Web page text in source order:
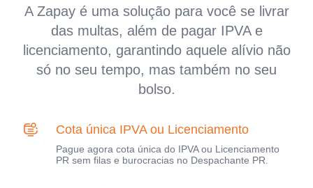
A Zapay é uma solução para você se livrar
das multas, além de pagar IPVA e
licenciamento, garantindo aquele alívio não
só no seu tempo, mas também no seu
bolso.
Cota única IPVA ou Licenciamento
Pague agora cota única do IPVA ou Licenciamento
PR sem filas e burocracias no Despachante PR.